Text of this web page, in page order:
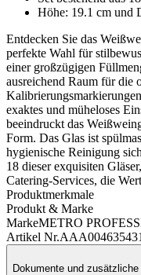
Höhe: 19.1 cm und
Entdecken Sie das
perfekte Wahl für
einer großzügigen
ausreichend Raum für die
exaktes und müheloses
beeindruckt das
Form. Das Glas ist
hygienische Reinigung
18 dieser exquisiten
Catering-Services, die
Produktmerkmale
Produkt & Marke
MarkeMETRO
Artikel Nr.
Dokumente und